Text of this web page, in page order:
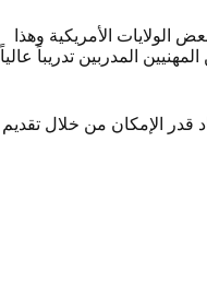
الولايات الأمريكية وهذا
المدربين تدريباً عالياً
قدر الإمكان من خلال تقديم